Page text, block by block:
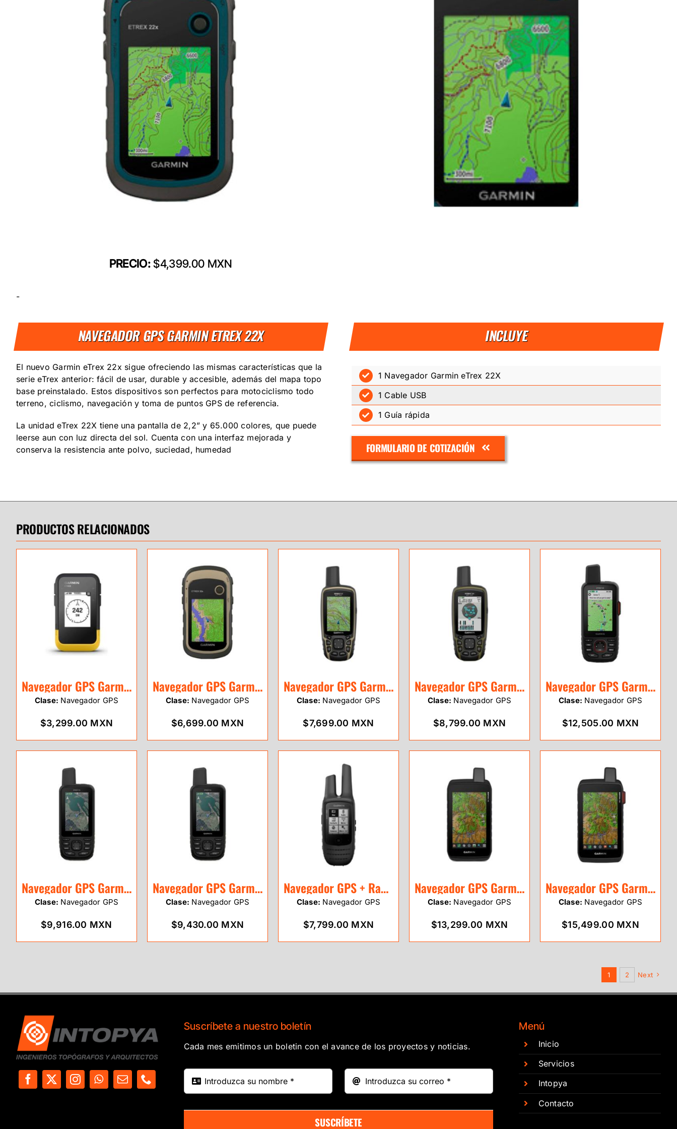
PRECIO:$4,399.00 MXN
-
NAVEGADOR GPS GARMIN ETREX 22X INCLUYE
El nuevo Garmin eTrex 22x sigue ofreciendo las mismas características que la
serie eTrex anterior: fácil de usar, durable y accesible, además del mapa topo
base preinstalado. Estos dispositivos son perfectos para motociclismo todo
terreno, ciclismo, navegación y toma de puntos GPS de referencia.
La unidad eTrex 22X tiene una pantalla de 2,2” y 65.000 colores, que puede
leerse aun con luz directa del sol. Cuenta con una interfaz mejorada y
conserva la resistencia ante polvo, suciedad, humedad
1 Navegador Garmin eTrex 22X
1 Cable USB
1 Guía rápida
FORMULARIO DE COTIZACIÓN
PRODUCTOS RELACIONADOS
Navegador GPS Garmin eTrex SE
Clase: Navegador GPS
$3,299.00 MXN
Navegador GPS Garmin eTrex 32x
Clase: Navegador GPS
$6,699.00 MXN
Navegador GPS Garmin Map 65
Clase: Navegador GPS
$7,699.00 MXN
Navegador GPS Garmin Map 65s
Clase: Navegador GPS
$8,799.00 MXN
Navegador GPS Garmin Map 66i
Clase: Navegador GPS
$12,505.00 MXN
Navegador GPS Garmin Map 66sr
Clase: Navegador GPS
$9,916.00 MXN
Navegador GPS Garmin Map 66s
Clase: Navegador GPS
$9,430.00 MXN
Navegador GPS + Radio Garmin Rino 700
Clase: Navegador GPS
$7,799.00 MXN
Navegador GPS Garmin Montana 700
Clase: Navegador GPS
$13,299.00 MXN
Navegador GPS Garmin Montana 700i
Clase: Navegador GPS
$15,499.00 MXN
1 2 Next
Suscríbete a nuestro boletín
Cada mes emitimos un boletin con el avance de los proyectos y noticias.
SUSCRÍBETE
Menú
Inicio
Servicios
Intopya
Contacto